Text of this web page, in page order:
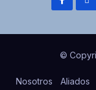
©
Nosotros Aliados